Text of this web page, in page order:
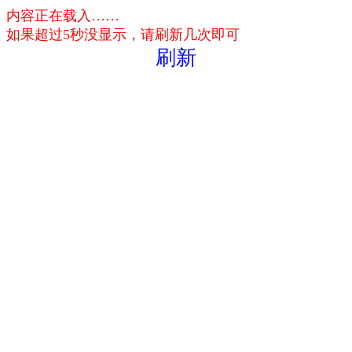
内容正在载入……
如果超过5秒没显示，请刷新几次即可
刷新